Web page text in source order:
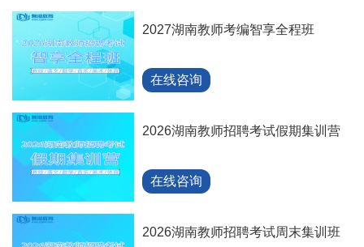
2027湖南教师考编智享全程班
在线咨询
2026湖南教师招聘考试假期集训营
在线咨询
2026湖南教师招聘考试周末集训班